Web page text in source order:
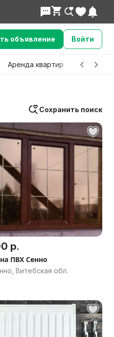
объявление Войти
Аренда квартир Детские
Сохранить поиск
р.
ПВХ Сенно
Витебская обл.